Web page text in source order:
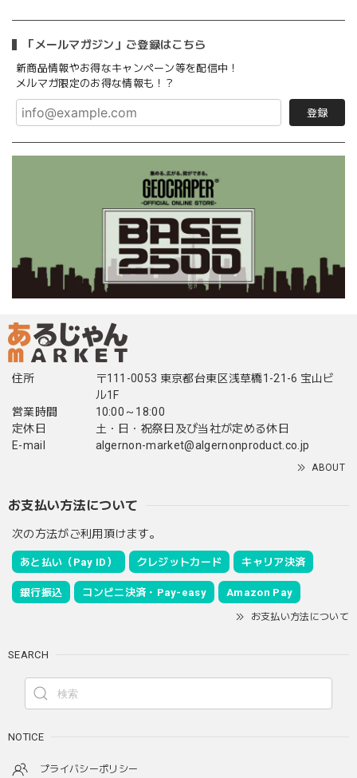
「メールマガジン」ご登録はこちら
新商品情報やお得なキャンペーン等を配信中！
メルマガ限定のお得な情報も！？
登録
住所
〒111-0053 東京都台東区浅草橋1-21-6 宝山ビ
ル1F
営業時間
10:00～18:00
定休日
土・日・祝祭日及び当社が定める休日
E-mail
algernon-market@algernonproduct.co.jp
ABOUT
お支払い方法について
次の方法がご利用頂けます。
あと払い（Pay ID） クレジットカード キャリア決済
銀行振込 コンビニ決済・Pay-easy Amazon Pay
お支払い方法について
SEARCH
NOTICE
プライバシーポリシー